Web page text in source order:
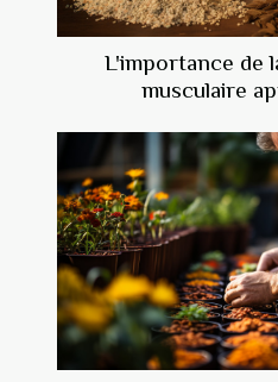
L'importance de
musculaire